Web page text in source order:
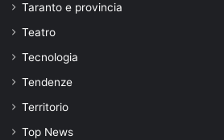
Taranto e provincia
Teatro
Tecnologia
Tendenze
Territorio
Top News